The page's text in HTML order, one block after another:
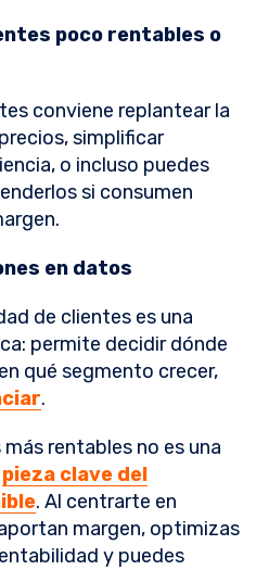
poco rentables o
conviene replantear la
simplificar
o incluso puedes
si consumen
en datos
de clientes es una
permite decidir dónde
qué segmento crecer,
.
rentables no es una
pieza clave del
. Al centrarte en
margen, optimizas
y puedes